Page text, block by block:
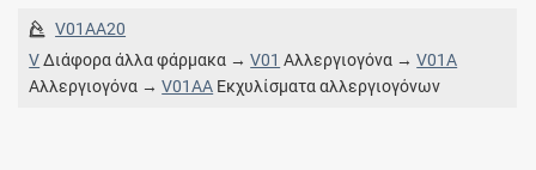
V01AA20
VΔιάφορα άλλα φάρμακα →V01 Αλλεργιογόνα →V01A
Αλλεργιογόνα →V01AA Εκχυλίσματα αλλεργιογόνων